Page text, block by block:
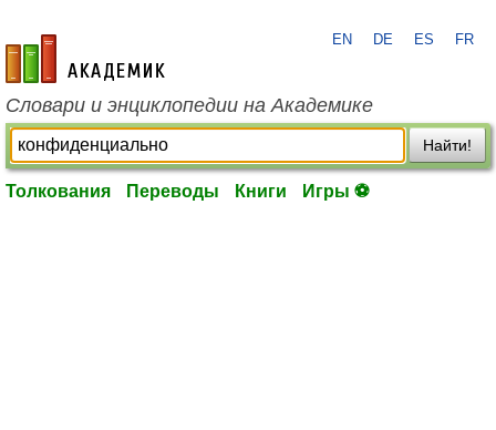
academic.ru
EN DE ES FR
Словари и энциклопедии на Академике
Найти!
Толкования Переводы Книги Игры ⚽